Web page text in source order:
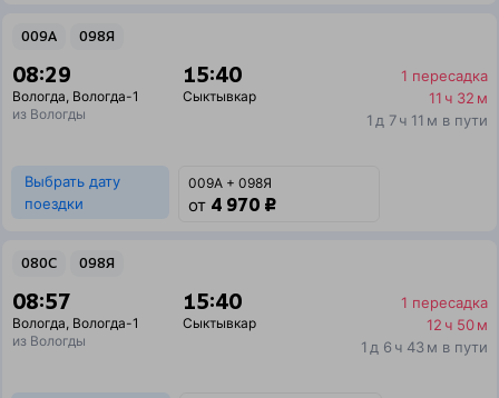
009А 098Я
08:29
Вологда, Вологда-1
из Вологды
15:40
Сыктывкар
1 пересадка
11 ч 32 м
1 д 7 ч 11 м в пути
Выбрать дату
поездки
009А + 098Я
от 4 970 ₽
080С 098Я
08:57
Вологда, Вологда-1
из Вологды
15:40
Сыктывкар
1 пересадка
12 ч 50 м
1 д 6 ч 43 м в пути